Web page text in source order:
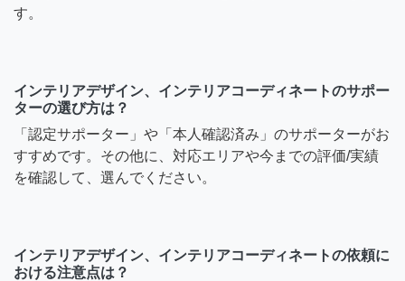
す。
インテリアデザイン、インテリアコーディネートのサポー
ターの選び方は？
「認定サポーター」や「本人確認済み」のサポーターがお
すすめです。その他に、対応エリアや今までの評価/実績
を確認して、選んでください。
インテリアデザイン、インテリアコーディネートの依頼に
おける注意点は？